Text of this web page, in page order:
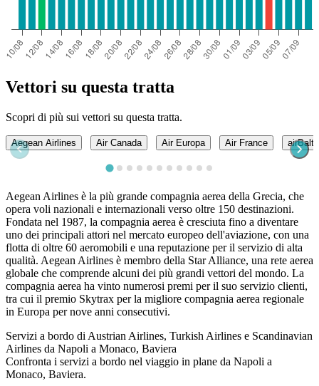
Vettori su questa tratta
Scopri di più sui vettori su questa tratta.
Aegean Airlines Air Canada Air Europa Air France
Aegean Airlines è la più grande compagnia aerea della Grecia, che
opera voli nazionali e internazionali verso oltre 150 destinazioni.
Fondata nel 1987, la compagnia aerea è cresciuta fino a diventare
uno dei principali attori nel mercato europeo dell'aviazione, con una
flotta di oltre 60 aeromobili e una reputazione per il servizio di alta
qualità. Aegean Airlines è membro della Star Alliance, una rete aerea
globale che comprende alcuni dei più grandi vettori del mondo. La
compagnia aerea ha vinto numerosi premi per il suo servizio clienti,
tra cui il premio Skytrax per la migliore compagnia aerea regionale
in Europa per nove anni consecutivi.
Servizi a bordo di Austrian Airlines, Turkish Airlines e Scandinavian
Airlines da Napoli a Monaco, Baviera
Confronta i servizi a bordo nel viaggio in plane da Napoli a
Monaco, Baviera.